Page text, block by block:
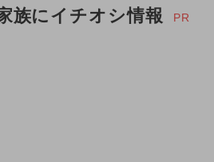
族にイチオシ情報 PR